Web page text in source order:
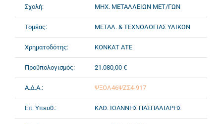
Σχολή: ΜΗΧ. ΜΕΤΑΛΛΕΙΩΝ ΜΕΤ/ΓΩΝ
Τομέας: ΜΕΤΑΛ. & ΤΕΧΝΟΛΟΓΙΑΣ ΥΛΙΚΩΝ
Χρηματοδότης: ΚΟΝΚΑΤ ΑΤΕ
Προϋπολογισμός: 21.080,00 €
Α.Δ.Α.: ΨΞΟΛ46ΨΖΣ4-917
Επ. Υπευθ.: ΚΑΘ. ΙΩΑΝΝΗΣ ΠΑΣΠΑΛΙΑΡΗΣ